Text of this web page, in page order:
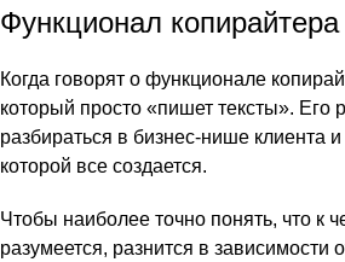
Функционал копирайтера
Когда говорят о функционале
который просто «пишет тексты». Его
разбираться в бизнес-нише клиента
которой все создается.
Чтобы наиболее точно понять, что к
разумеется, разнится в зависимости